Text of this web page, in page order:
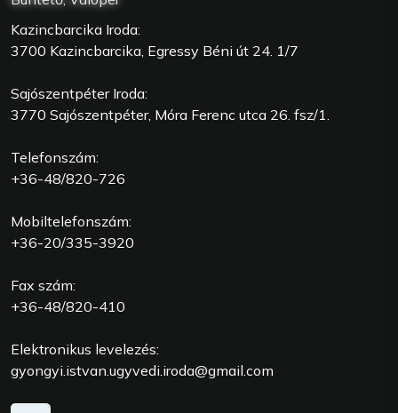
Kazincbarcika Iroda:
3700 Kazincbarcika, Egressy Béni út 24. 1/7
Sajószentpéter Iroda:
3770 Sajószentpéter, Móra Ferenc utca 26. fsz/1.
Telefonszám:
+36-48/820-726
Mobiltelefonszám:
+36-20/335-3920
Fax szám:
+36-48/820-410
Elektronikus levelezés:
gyongyi.istvan.ugyvedi.iroda@gmail.com